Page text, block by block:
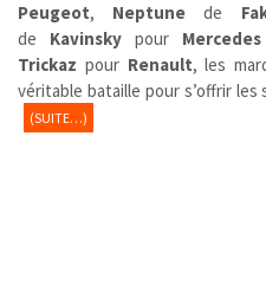
Peugeot, Neptunede
de Kavinskypour Mercedes
Trickaz pour Renault, les
véritable bataille pour s’offrir les
(SUITE…)